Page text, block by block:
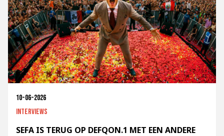
10-06-2026
Interviews
SEFA IS TERUG OP DEFQON.1 MET EEN ANDERE